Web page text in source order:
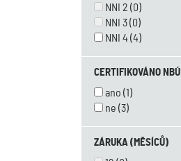
NNI 2 (0)
NNI 3(0)
NNI 4 (4)
CERTIFIKOVÁNO NBÚ
ano (1)
ne (3)
ZÁRUKA (MĚSÍCŮ)